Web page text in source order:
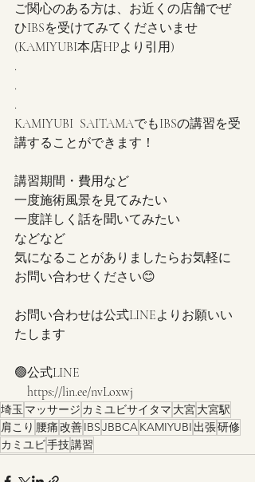
ご関心のある方は、お近くの店舗でぜ
ひ​IBSを受けてみてくださいませ
(KAMIYUBI本店HPより引用)
.
.
.
KAMIYUBI  SAITAMAでもIBSの講習を受
講することができます！
講習期間・費用など
一度施術風景を見てみたい
一度詳しく話を聞いてみたい
などなど
気になることがありましたらお気軽に
お問い合わせください😊
お問い合わせは公式LINEよりお願いい
たします
🟢公式LINE
https://lin.ee/nvLoxwj
埼玉 マッサージ カミユビサイタマ 大宮大宮駅
肩こり 腰痛改善IBSJBBCAKAMIYUBI 出張研修
カミユビ手技講習